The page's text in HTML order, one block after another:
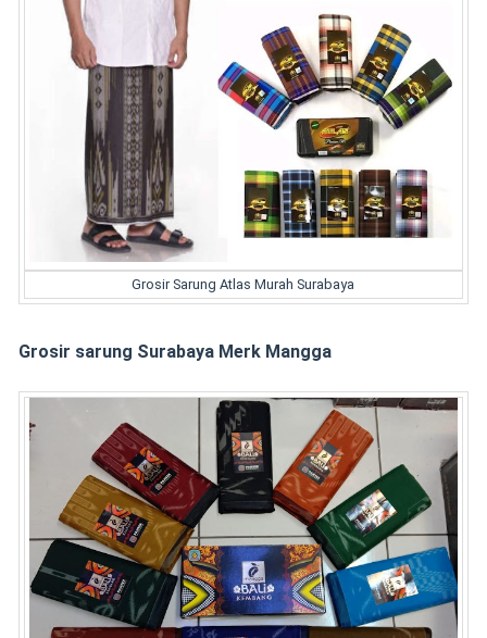
Grosir Sarung Atlas Murah Surabaya
Grosir sarung Surabaya Merk Mangga